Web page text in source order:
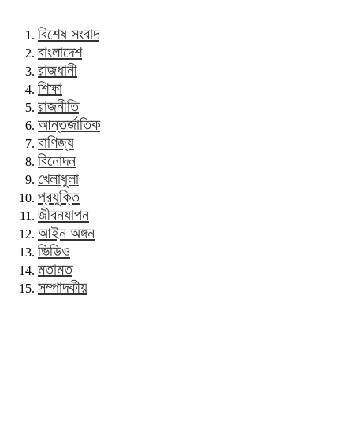
বিশেষ সংবাদ
বাংলাদেশ
রাজধানী
শিক্ষা
রাজনীতি
আন্তর্জাতিক
বাণিজ্য
বিনোদন
খেলাধুলা
প্রযুক্তি
জীবনযাপন
আইন অঙ্গন
ভিডিও
মতামত
সম্পাদকীয়